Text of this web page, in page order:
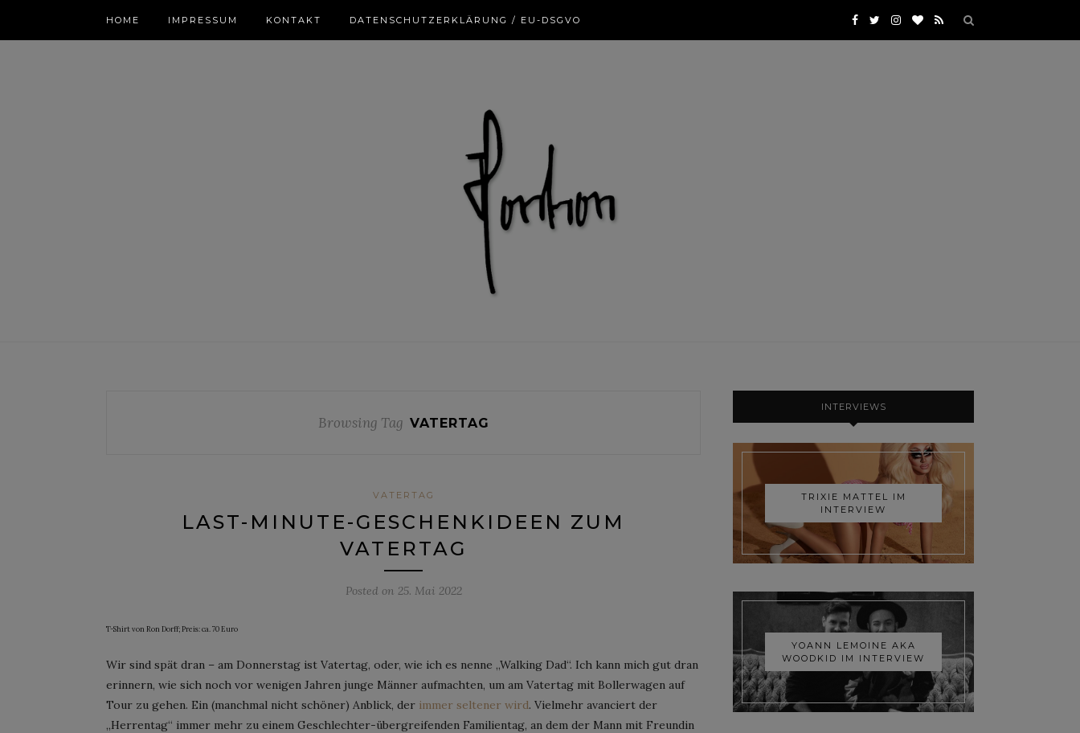
HOME IMPRESSUM KONTAKT DATENSCHUTZERKLÄRUNG / EU-DSGVO
Browsing Tag VATERTAG
VATERTAG
LAST-MINUTE-GESCHENKIDEEN ZUM
VATERTAG
Posted on 25. Mai 2022
T-Shirt von Ron Dorff; Preis: ca. 70 Euro
Wir sind spät dran – am Donnerstag ist Vatertag, oder, wie ich es nenne „Walking Dad“. Ich kann mich gut dran
erinnern, wie sich noch vor wenigen Jahren junge Männer aufmachten, um am Vatertag mit Bollerwagen auf
Tour zu gehen. Ein (manchmal nicht schöner) Anblick, der immer seltener wird. Vielmehr avanciert der
„Herrentag“ immer mehr zu einem Geschlechter-übergreifenden Familientag, an dem der Mann mit Freundin
INTERVIEWS
TRIXIE MATTEL IM
INTERVIEW
YOANN LEMOINE AKA
WOODKID IM INTERVIEW